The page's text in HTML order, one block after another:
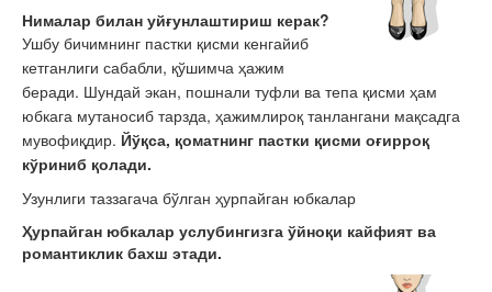
Нималар билан уйғунлаштириш керак?
Ушбу бичимнинг пастки қисми кенгайиб
кетганлиги сабабли, қўшимча ҳажим
беради. Шундай экан, пошнали туфли ва тепа қисми ҳам
юбкага мутаносиб тарзда, ҳажимлироқ танлангани мақсадга
мувофиқдир. Йўқса, қоматнинг пастки қисми оғирроқ
кўриниб қолади.
Узунлиги таззагача бўлган ҳурпайган юбкалар
Ҳурпайган юбкалар услубингизга ўйноқи кайфият ва
романтиклик бахш этади.